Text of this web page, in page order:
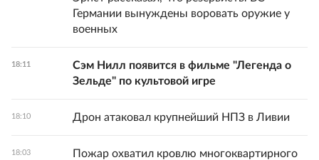
Германии вынуждены воровать оружие у
военных
18:11
Сэм Нилл появится в фильме "Легенда о
Зельде" по культовой игре
18:10 Дрон атаковал крупнейший НПЗ в Ливии
18:03
Пожар охватил кровлю многоквартирного